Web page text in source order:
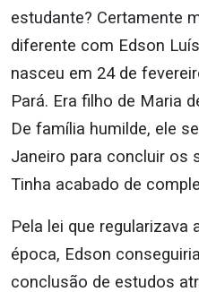
estudante? Certamente
diferente com Edson
nasceu em 24 de
Pará. Era filho de Maria
De família humilde, ele
Janeiro para concluir os
Tinha acabado de
Pela lei que regularizava
época, Edson
conclusão de estudos